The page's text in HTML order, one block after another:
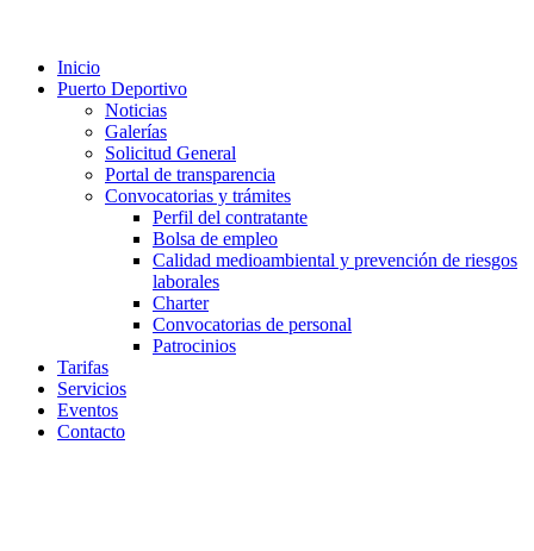
Inicio
Puerto Deportivo
Noticias
Galerías
Solicitud General
Portal de transparencia
Convocatorias y trámites
Perfil del contratante
Bolsa de empleo
Calidad medioambiental y prevención de riesgos
laborales
Charter
Convocatorias de personal
Patrocinios
Tarifas
Servicios
Eventos
Contacto